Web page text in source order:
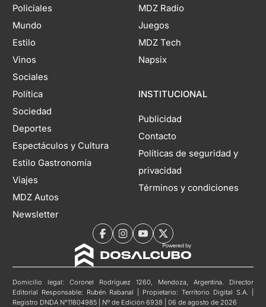
Policiales
Mundo
Estilo
Vinos
Sociales
Política
Sociedad
Deportes
Espectáculos y Cultura
Estilo Gastronomía
Viajes
MDZ Autos
Newsletter
MDZ Radio
Juegos
MDZ Tech
Napsix
INSTITUCIONAL
Publicidad
Contacto
Políticas de seguridad y
privacidad
Términos y condiciones
Domicilio legal: Coronel Rodríguez 1260, Mendoza, Argentina. Director
Editorial Responsable: Rubén Rabanal | Propietario: Territorio Digital S.A. |
Registro DNDA N°11804985 | Nº de Edición 6938 | 06 de agosto de 2026